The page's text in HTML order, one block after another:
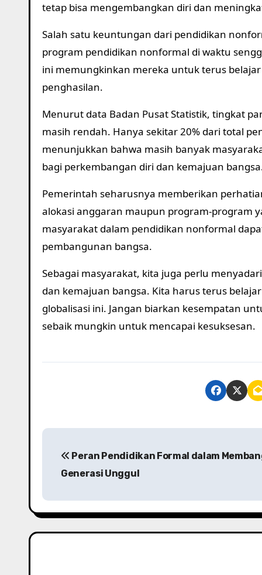
tetap bisa mengembangkan diri dan
Salah satu keuntungan dari pendidikan
program pendidikan nonformal di waktu
ini memungkinkan mereka untuk terus
penghasilan.
Menurut data Badan Pusat Statistik, tingkat
masih rendah. Hanya sekitar 20% dari total
menunjukkan bahwa masih banyak
bagi perkembangan diri dan kemajuan
Pemerintah seharusnya memberikan
alokasi anggaran maupun program-program
masyarakat dalam pendidikan nonformal
pembangunan bangsa.
Sebagai masyarakat, kita juga perlu
dan kemajuan bangsa. Kita harus terus
globalisasi ini. Jangan biarkan kesempatan
sebaik mungkin untuk mencapai kesuksesan.
P
t
n
Peran Pendidikan Formal dalam
Generasi Unggul